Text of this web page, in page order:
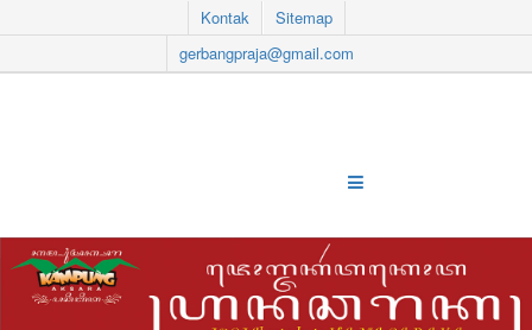
Kontak
Sitemap
gerbangpraja@gmail.com